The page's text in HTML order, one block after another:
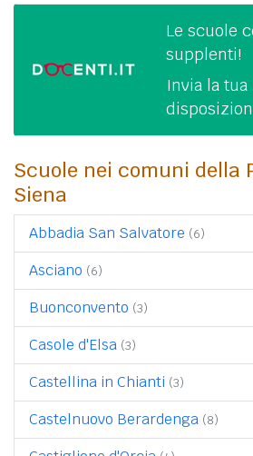
Le scuole
supplenti!
Invia la tua
Scuole nei comuni della
Siena
Abbadia San Salvatore (6)
Asciano (6)
Buonconvento (3)
Casole d'Elsa (3)
Castellina in Chianti (3)
Castelnuovo Berardenga (8)